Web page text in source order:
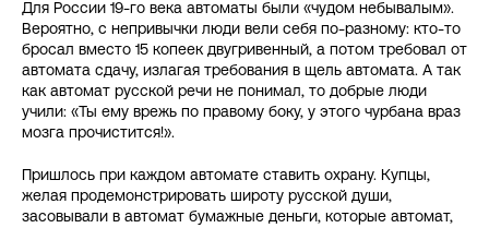
Для России 19-го века автоматы были «чудом небывалым».
Вероятно, с непривычки люди вели себя по-разному: кто-то
бросал вместо 15 копеек двугривенный, а потом требовал от
автомата сдачу, излагая требования в щель автомата. А так
как автомат русской речи не понимал, то добрые люди
учили: «Ты ему врежь по правому боку, у этого чурбана враз
мозга прочистится!».
Пришлось при каждом автомате ставить охрану. Купцы,
желая продемонстрировать широту русской души,
засовывали в автомат бумажные деньги, которые автомат,